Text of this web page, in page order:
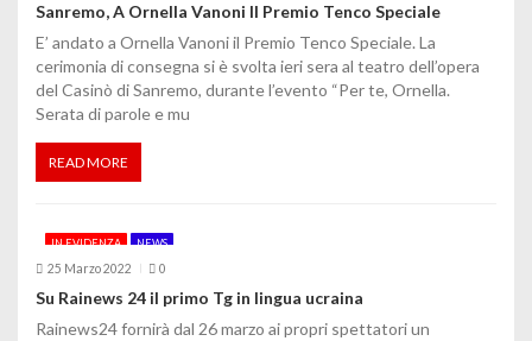
n
e
a
r
t
c
o
Sanremo, A Ornella Vanoni Il Premio Tenco Speciale
E’ andato a Ornella Vanoni il Premio Tenco Speciale. La
cerimonia di consegna si è svolta ieri sera al teatro dell’opera
del Casinò di Sanremo, durante l’evento “Per te, Ornella.
Serata di parole e mu
READ MORE
IN EVIDENZA NEWS
25 Marzo 2022 0
Su Rainews 24 il primo Tg in lingua ucraina
Rainews24 fornirà dal 26 marzo ai propri spettatori un